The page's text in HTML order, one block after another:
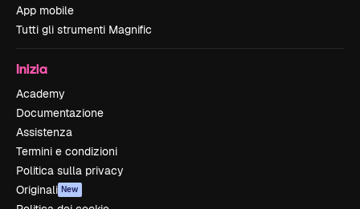
App mobile
Tutti gli strumenti Magnific
Inizia
Academy
Documentazione
Assistenza
Termini e condizioni
Politica sulla privacy
Originali New